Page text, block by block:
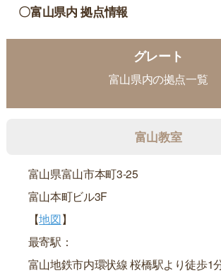
〇富山県内 拠点情報
グレート
富山県内の拠点一覧
富山教室
富山県富山市本町3-25
富山本町ビル3F
【地図】
最寄駅：
富山地鉄市内環状線 桜橋駅より徒歩1